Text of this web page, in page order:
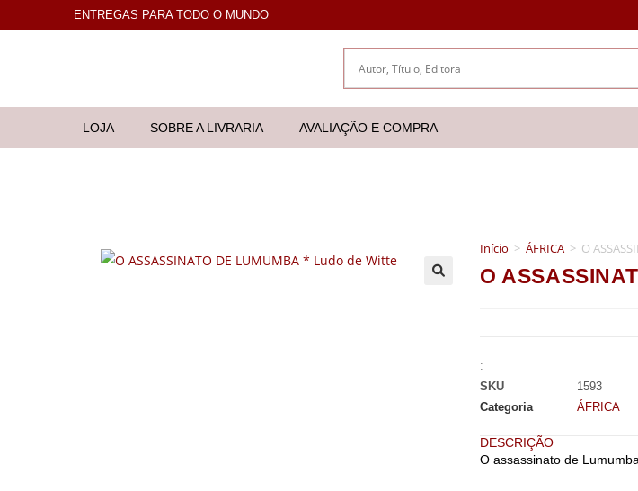
ENTREGAS PARA TODO O MUNDO
LOJA SOBRE A LIVRARIA AVALIAÇÃO E COMPRA
Início > ÁFRICA > O
O
:
SKU
1593
Categoria
ÁFRICA
DESCRIÇÃO
O assassinato de Lumumba